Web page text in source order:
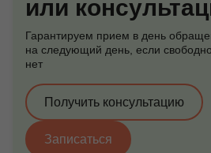
или
Гарантируем прием в день
на следующий день, если
нет
Записаться
Получить консультацию